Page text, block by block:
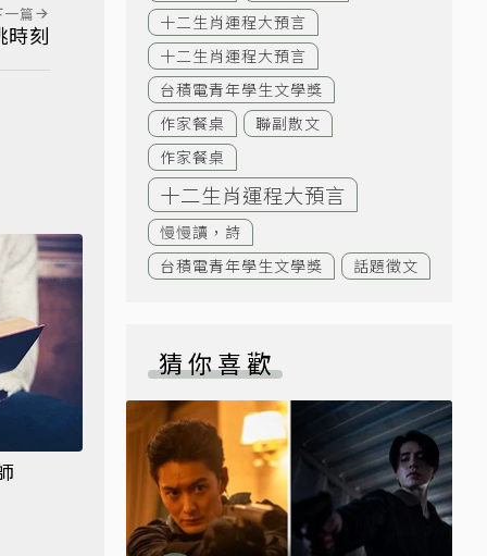
一篇
時刻
十二生肖運程大預言
十二生肖運程大預言
台積電青年學生文學獎
作家餐桌
聯副散文
作家餐桌
十二生肖運程大預言
慢慢讀，詩
台積電青年學生文學獎
話題徵文
猜你喜歡